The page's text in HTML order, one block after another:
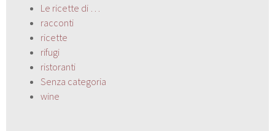
Le ricette di …
racconti
ricette
rifugi
ristoranti
Senza categoria
wine